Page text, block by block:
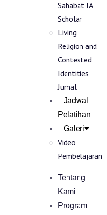
Sahabat IA
Scholar
Living
Religion and
Contested
Identities
Jurnal
Jadwal
Pelatihan
Galeri
Video
Pembelajaran
Tentang
Kami
Program